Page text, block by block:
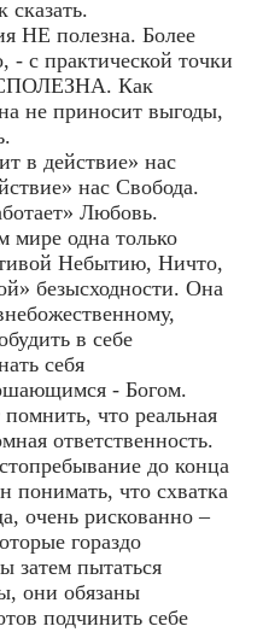
сказать.
НЕ полезна. Более
- с практической точки
Как
не приносит выгоды,
в действие» нас
нас Свобода.
Любовь.
мире одна только
Небытию, Ничто,
безысходности. Она
в себе
себя
- Богом.
что реальная
ответственность.
до конца
понимать, что схватка
очень рискованно –
гораздо
затем пытаться
они обязаны
подчинить себе